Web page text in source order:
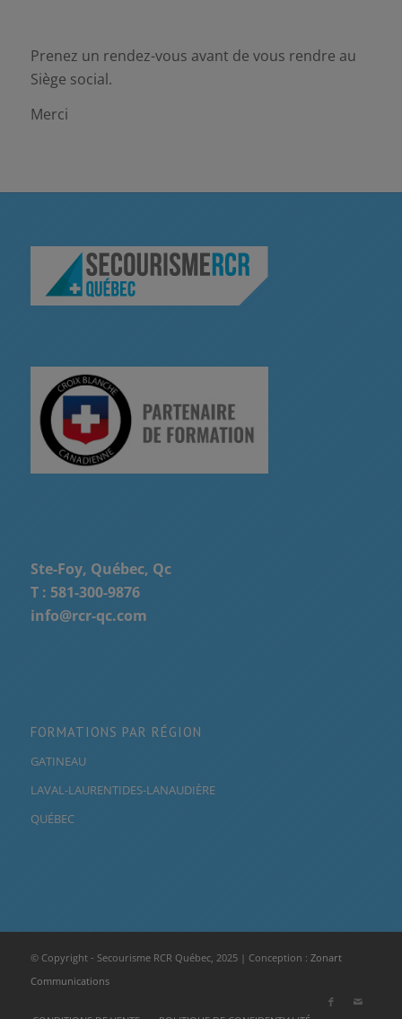
Prenez un rendez-vous avant de vous rendre au
Siège social.
Merci
Ste-Foy, Québec, Qc
T : 581-300-9876
info@rcr-qc.com
FORMATIONS PAR RÉGION
GATINEAU
LAVAL-LAURENTIDES-LANAUDIÈRE
QUÉBEC
© Copyright - Secourisme RCR Québec, 2025 | Conception : Zonart
Communications